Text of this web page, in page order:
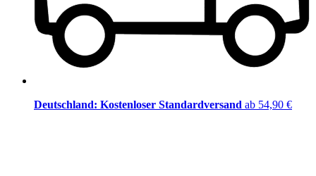
Deutschland: Kostenloser Standardversand ab 54,90 €